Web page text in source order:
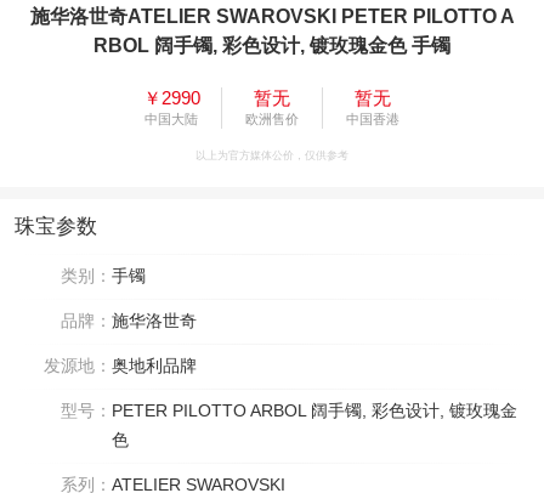
施华洛世奇ATELIER SWAROVSKI PETER PILOTTO A
RBOL 阔手镯, 彩色设计, 镀玫瑰金色 手镯
￥2990
中国大陆
暂无
欧洲售价
暂无
中国香港
以上为官方媒体公价，仅供参考
珠宝参数
类别： 手镯
品牌： 施华洛世奇
发源地： 奥地利品牌
型号： PETER PILOTTO ARBOL 阔手镯, 彩色设计, 镀玫瑰金
色
系列： ATELIER SWAROVSKI